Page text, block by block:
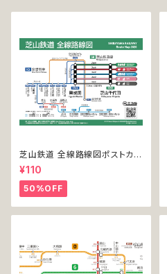
芝山鉄道 全線路線図ポストカー
ド 2020
¥110
50%OFF